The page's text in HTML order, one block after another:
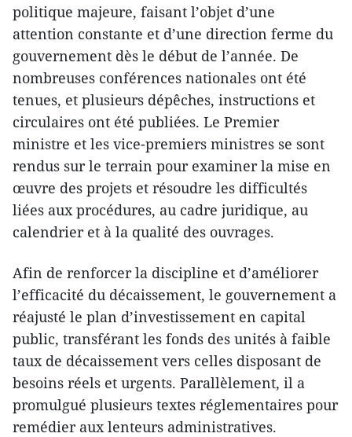
politique majeure, faisant l’objet d’une
attention constante et d’une direction ferme du
gouvernement dès le début de l’année. De
nombreuses conférences nationales ont été
tenues, et plusieurs dépêches, instructions et
circulaires ont été publiées. Le Premier
ministre et les vice-premiers ministres se sont
rendus sur le terrain pour examiner la mise en
œuvre des projets et résoudre les difficultés
liées aux procédures, au cadre juridique, au
calendrier et à la qualité des ouvrages.
Afin de renforcer la discipline et d’améliorer
l’efficacité du décaissement, le gouvernement a
réajusté le plan d’investissement en capital
public, transférant les fonds des unités à faible
taux de décaissement vers celles disposant de
besoins réels et urgents. Parallèlement, il a
promulgué plusieurs textes réglementaires pour
remédier aux lenteurs administratives.